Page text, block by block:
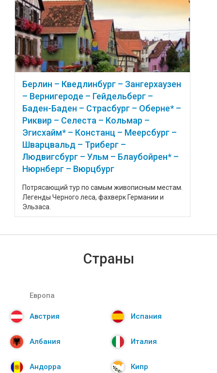
Берлин – Кведлинбург – Зангерхаузен
– Вернигероде – Гейдельберг –
Баден-Баден – Страсбург – Оберне* –
Риквир – Селеста – Кольмар –
Эгисхайм* – Констанц – Меерсбург –
Шварцвальд – Триберг –
Людвигсбург – Ульм – Блаубойрен* –
Нюрнберг – Вюрцбург
Потрясающий тур по самым живописным местам.
Легенды Черного леса, фахверк Германии и
Эльзаса.
Страны
Европа
Австрия
Албания
Андорра
Испания
Италия
Кипр